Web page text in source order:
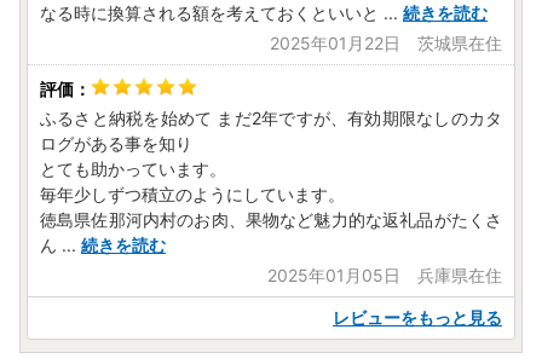
なる時に換算される額を考えておくといいと ... 続きを読む
2025年01月22日 茨城県在住
ふるさと納税を始めて まだ2年ですが、有効期限なしのカタ
ログがある事を知り
とても助かっています。
毎年少しずつ積立のようにしています。
徳島県佐那河内村のお肉、果物など魅力的な返礼品がたくさ
ん ... 続きを読む
2025年01月05日 兵庫県在住
レビューをもっと見る